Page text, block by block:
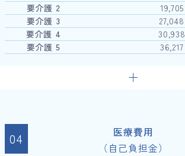
要介護 2
19,705
要介護 3
27,048
要介護 4
30,938
要介護 5
36,217
医療費用
（自己負担金）